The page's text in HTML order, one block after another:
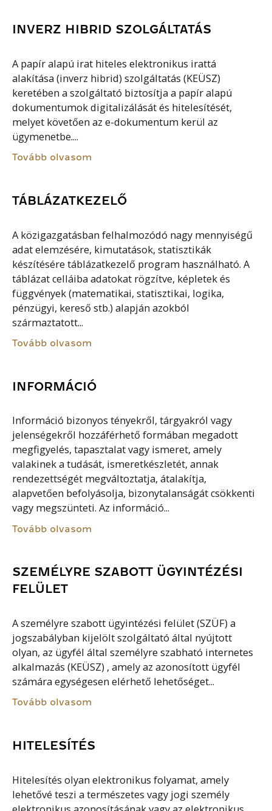
INVERZ HIBRID SZOLGÁLTATÁS
A papír alapú irat hiteles elektronikus irattá
alakítása (inverz hibrid) szolgáltatás (KEÜSZ)
keretében a szolgáltató biztosítja a papír alapú
dokumentumok digitalizálását és hitelesítését,
melyet követően az e-dokumentum kerül az
ügymenetbe....
Tovább olvasom
TÁBLÁZATKEZELŐ
A közigazgatásban felhalmozódó nagy mennyiségű
adat elemzésére, kimutatások, statisztikák
készítésére táblázatkezelő program használható. A
táblázat celláiba adatokat rögzítve, képletek és
függvények (matematikai, statisztikai, logika,
pénzügyi, kereső stb.) alapján azokból
származtatott...
Tovább olvasom
INFORMÁCIÓ
Információ bizonyos tényekről, tárgyakról vagy
jelenségekről hozzáférhető formában megadott
megfigyelés, tapasztalat vagy ismeret, amely
valakinek a tudását, ismeretkészletét, annak
rendezettségét megváltoztatja, átalakítja,
alapvetően befolyásolja, bizonytalanságát csökkenti
vagy megszünteti. Az információ...
Tovább olvasom
SZEMÉLYRE SZABOTT ÜGYINTÉZÉSI
FELÜLET
A személyre szabott ügyintézési felület (SZÜF) a
jogszabályban kijelölt szolgáltató által nyújtott
olyan, az ügyfél által személyre szabható internetes
alkalmazás (KEÜSZ) , amely az azonosított ügyfél
számára egységesen elérhető lehetőséget...
Tovább olvasom
HITELESÍTÉS
Hitelesítés olyan elektronikus folyamat, amely
lehetővé teszi a természetes vagy jogi személy